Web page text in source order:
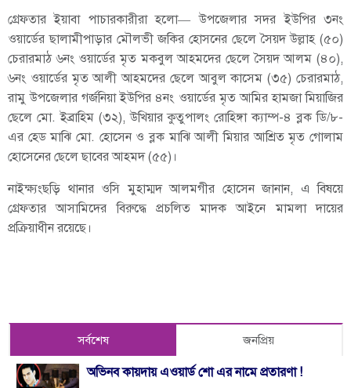
গ্রেফতার ইয়াবা পাচারকারীরা হলো— উপজেলার সদর ইউপির ৩নং
ওয়ার্ডের ছালামীপাড়ার মৌলভী জকির হোসনের ছেলে সৈয়দ উল্লাহ (৫০)
চেরারমাঠ ৬নং ওয়ার্ডের মৃত মকবুল আহমদের ছেলে সৈয়দ আলম (৪০),
৬নং ওয়ার্ডের মৃত আলী আহমদের ছেলে আবুল কাসেম (৩৫) চেরারমাঠ,
রামু উপজেলার গর্জনিয়া ইউপির ৪নং ওয়ার্ডের মৃত আমির হামজা মিয়াজির
ছেলে মো. ইব্রাহিম (৩২), উখিয়ার কুতুপালং রোহিঙ্গা ক্যাম্প-৪ ব্লক ডি/৮-
এর হেড মাঝি মো. হোসেন ও ব্লক মাঝি আলী মিয়ার আশ্রিত মৃত গোলাম
হোসেনের ছেলে ছাবের আহমদ (৫৫)।
নাইক্ষ্যংছড়ি থানার ওসি মুহাম্মদ আলমগীর হোসেন জানান, এ বিষয়ে
গ্রেফতার আসামিদের বিরুদ্ধে প্রচলিত মাদক আইনে মামলা দায়ের
প্রক্রিয়াধীন রয়েছে।
সর্বশেষ জনপ্রিয়
অভিনব কায়দায় এওয়ার্ড শো এর নামে প্রতারণা !